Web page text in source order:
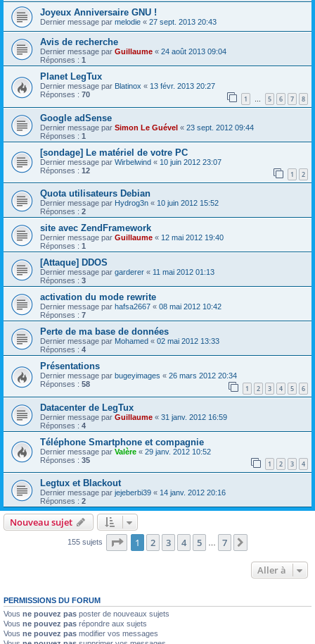
Joyeux Anniversaire GNU !
Dernier message par melodie « 27 sept. 2013 20:43
Avis de recherche
Dernier message par Guillaume « 24 août 2013 09:04
Réponses : 1
Planet LegTux
Dernier message par Blatinox « 13 févr. 2013 20:27
Réponses : 70 1 … 5 6 7 8
Google adSense
Dernier message par Simon Le Guével « 23 sept. 2012 09:44
Réponses : 1
[sondage] Le matériel de votre PC
Dernier message par Wirbelwind « 10 juin 2012 23:07
Réponses : 12 1 2
Quota utilisateurs Debian
Dernier message par Hydrog3n « 10 juin 2012 15:52
Réponses : 2
site avec ZendFramework
Dernier message par Guillaume « 12 mai 2012 19:40
Réponses : 1
[Attaque] DDOS
Dernier message par garderer « 11 mai 2012 01:13
Réponses : 3
activation du mode rewrite
Dernier message par hafsa2667 « 08 mai 2012 10:42
Réponses : 7
Perte de ma base de données
Dernier message par Mohamed « 02 mai 2012 13:33
Réponses : 4
Présentations
Dernier message par bugeyimages « 26 mars 2012 20:34
Réponses : 58 1 2 3 4 5 6
Datacenter de LegTux
Dernier message par Guillaume « 31 janv. 2012 16:59
Réponses : 4
Téléphone Smartphone et compagnie
Dernier message par Valère « 29 janv. 2012 10:52
Réponses : 35 1 2 3 4
Legtux et Blackout
Dernier message par jejeberbi39 « 14 janv. 2012 20:16
Réponses : 2
Nouveau sujet
155 sujets Page 1sur7
1 2 3 4 5 … 7
Aller à
PERMISSIONS DU FORUM
Vous ne pouvez pas poster de nouveaux sujets
Vous ne pouvez pas répondre aux sujets
Vous ne pouvez pas modifier vos messages